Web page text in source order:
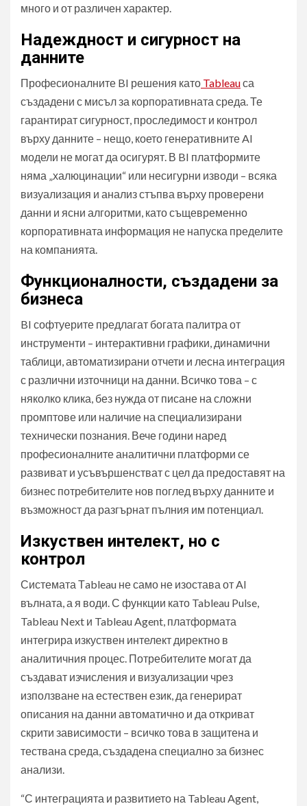
много и от различен характер.
Надеждност и сигурност на
данните
Професионалните BI решения като Tableauса
създадени с мисъл за корпоративната среда. Те
гарантират сигурност, проследимост и контрол
върху данните – нещо, което генеративните AI
модели не могат да осигурят. В BI платформите
няма „халюцинации“ или несигурни изводи – всяка
визуализация и анализ стъпва върху проверени
данни и ясни алгоритми, като същевременно
корпоративната информация не напуска пределите
на компанията.
Функционалности, създадени за
бизнеса
BI софтуерите предлагат богата палитра от
инструменти – интерактивни графики, динамични
таблици, автоматизирани отчети и лесна интеграция
с различни източници на данни. Всичко това – с
няколко клика, без нужда от писане на сложни
промптове или наличие на специализирани
технически познания. Вече години наред
професионалните аналитични платформи се
развиват и усъвършенстват с цел да предоставят на
бизнес потребителите нов поглед върху данните и
възможност да разгърнат пълния им потенциал.
Изкуствен интелект, но с
контрол
Системата Тableau не само не изостава от AI
вълната, а я води. С функции като Tableau Pulse,
Tableau Next и Tableau Agent, платформата
интегрира изкуствен интелект директно в
аналитичния процес. Потребителите могат да
създават изчисления и визуализации чрез
използване на естествен език, да генерират
описания на данни автоматично и да откриват
скрити зависимости – всичко това в защитена и
тествана среда, създадена специално за бизнес
анализи.
“С интеграцията и развитието на Tableau Agent,